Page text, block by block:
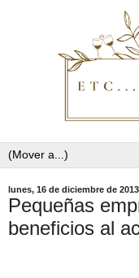
lunes, 16 de diciembre de 2013
Pequeñas
beneficios al